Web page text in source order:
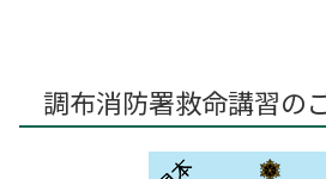
調布消防署救命講習の